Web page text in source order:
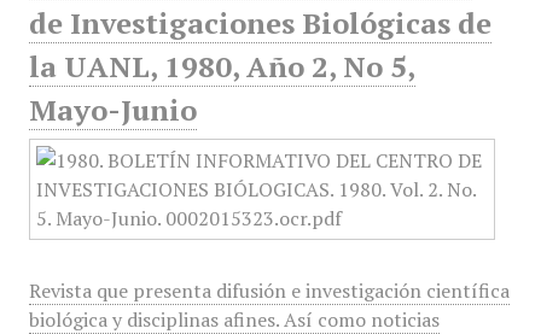
de Investigaciones Biológicas de
la UANL, 1980, Año 2, No 5,
Mayo-Junio
Revista que presenta difusión e investigación científica
biológica y disciplinas afines. Así como noticias